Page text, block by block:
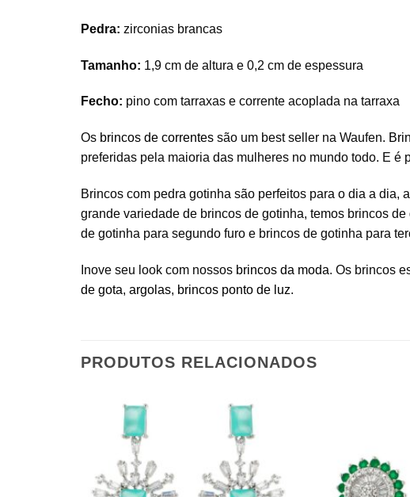
Pedra: zirconias brancas
Tamanho: 1,9 cm de altura e 0,2 cm de espessura
Fecho: pino com tarraxas e corrente acoplada na tarraxa
Os brincos de correntes são um best seller na Waufen.
preferidas pela maioria das mulheres no mundo todo. E
Brincos com pedra gotinha são perfeitos para o dia a dia,
grande variedade de brincos de gotinha, temos brincos
de gotinha para segundo furo e brincos de gotinha para
Inove seu look com nossos brincos da moda. Os brincos
de gota, argolas, brincos ponto de luz.
PRODUTOS RELACIONADOS